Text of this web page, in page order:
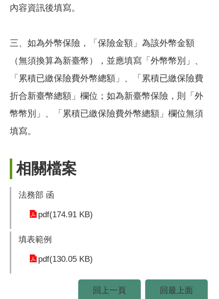
內容資訊後填寫。
三、如為外幣保險，「保險金額」為該外幣金額
（無須換算為新臺幣），並應填寫「外幣幣別」、
「累積已繳保險費外幣總額」、「累積已繳保險費
折合新臺幣總額」欄位；如為新臺幣保險，則「外
幣幣別」、「累積已繳保險費外幣總額」欄位無須
填寫。
相關檔案
法務部 函
pdf(174.91 KB)
填表範例
pdf(130.05 KB)
回上一頁 回最上面